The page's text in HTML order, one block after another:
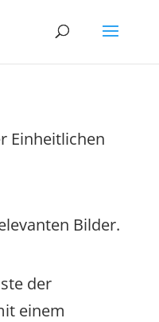
Einheitlichen
Bilder.
der
einem